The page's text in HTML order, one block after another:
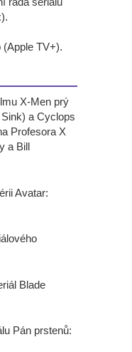
TV+).
X-Men prý
a Cyclops
Profesora X
a Bill
Avatar:
Blade
Pán prstenů: